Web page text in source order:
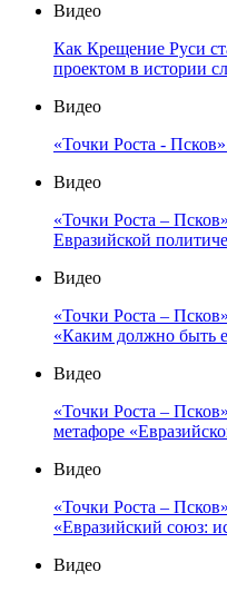
Видео
Как Крещение Руси
проектом в истории
Видео
«Точки Роста -
Видео
«Точки Роста –
Евразийской
Видео
«Точки Роста –
«Каким должно быть
Видео
«Точки Роста –
метафоре
Видео
«Точки Роста –
«Евразийский союз:
Видео